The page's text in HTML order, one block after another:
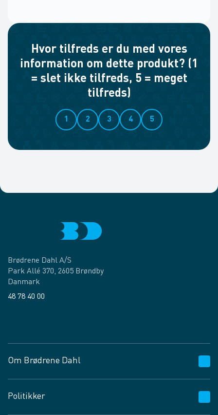
Hvor tilfreds er du med vores
information om dette produkt? (1
= slet ikke tilfreds, 5 = meget
tilfreds)
1 2 3 4 5
Brødrene Dahl A/S
Park Allé 370, 2605 Brøndby
Danmark
48 78 40 00
Om Brødrene Dahl
Vagttelefon 30 10 89 89
Politikker